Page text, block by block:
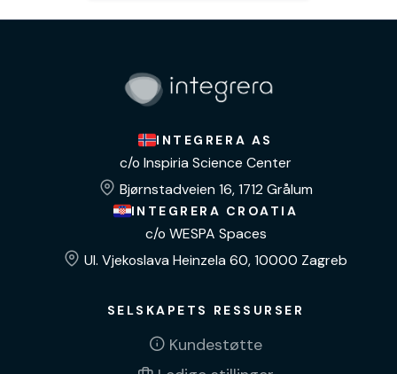
INTEGRERA AS
c/o Inspiria Science Center
Bjørnstadveien 16, 1712 Grålum
INTEGRERA CROATIA
c/o WESPA Spaces
Ul. Vjekoslava Heinzela 60, 10000 Zagreb
SELSKAPETS RESSURSER
Kundestøtte